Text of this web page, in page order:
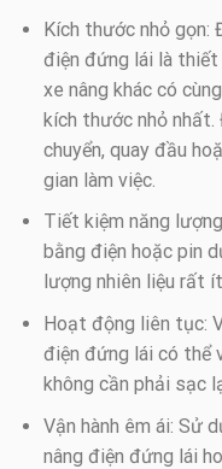
Kích thước nhỏ gọn:
điện đứng lái là thiết
xe nâng khác có
kích thước nhỏ nhất.
chuyển, quay đầu
gian làm việc.
Tiết kiệm năng
bằng điện hoặc pin
lượng nhiên liệu rất
Hoạt động liên tục:
điện đứng lái có thể
không cần phải sạc
Vận hành êm ái: Sử
nâng điện đứng lái